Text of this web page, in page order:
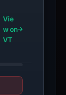
Vie
w on
VT